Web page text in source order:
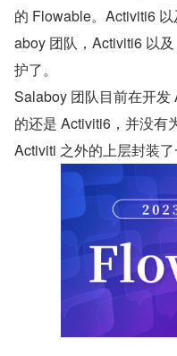
的 Flowable。Activiti6
aboy 团队，Activiti6 以
护了。
Salaboy 团队目前在开
的还是 Activiti6，并没有
Activiti 之外的上层封装了